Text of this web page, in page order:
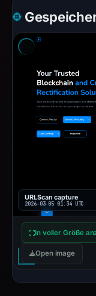
URLScan capture
2026-03-05 01:34 UTC
In voller Größe
Open image